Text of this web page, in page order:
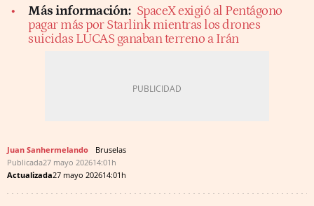
Más información: SpaceX exigió al Pentágono
pagar más por Starlink mientras los drones
suicidas LUCAS ganaban terreno a Irán
Juan Sanhermelando
Bruselas
Publicada27 mayo 202614:01h
Actualizada27 mayo 202614:01h